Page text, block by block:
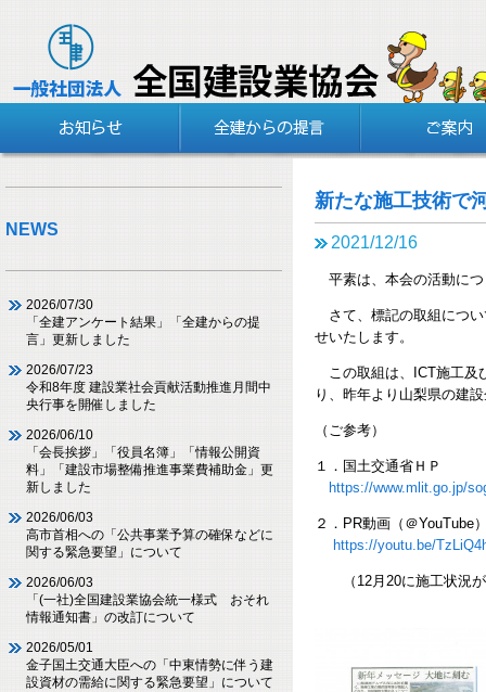
新たな施工技術で
2021/12/16
平素は、本会の活動につ
さて、標記の取組につい
せいたします。
この取組は、ICT施工及
り、昨年より山梨県の建
（ご参考）
１．国土交通省ＨＰ
https://www.mlit.go.jp/
２．PR動画（＠YouTube
https://youtu.be/
（12月20に施工状況が
NEWS
2026/07/30
「全建アンケート結果」「全建からの提
言」更新しました
2026/07/23
令和8年度 建設業社会貢献活動推進月間中
央行事を開催しました
2026/06/10
「会長挨拶」「役員名簿」「情報公開資
料」「建設市場整備推進事業費補助金」更
新しました
2026/06/03
高市首相への「公共事業予算の確保などに
関する緊急要望」について
2026/06/03
「(一社)全国建設業協会統一様式 おそれ
情報通知書」の改訂について
2026/05/01
金子国土交通大臣への「中東情勢に伴う建
設資材の需給に関する緊急要望」について